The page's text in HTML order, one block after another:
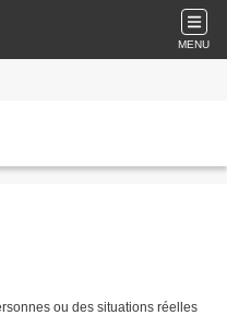
MENU
ou des situations réelles